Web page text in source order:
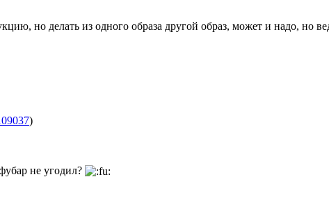
но делать из одного образа другой образ, может и надо, но
)
не угодил?